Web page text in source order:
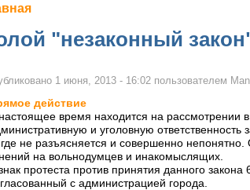
здесь
"незаконный
1 июня, 2013 - 16:02 пользователем
действие
время находится на рассмотрении
и уголовную
не разъясняется и совершенно
на вольнодумцев и инакомыслящих.
протеста против принятия данного
с администрацией города.